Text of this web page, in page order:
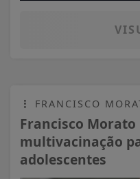
FRANCISCO
Francisco
multivacinação
adolescentes